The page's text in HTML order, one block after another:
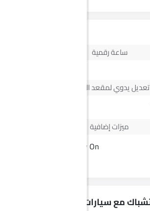
ساعة رقمية
تعديل يدوي لمقعد السائق
ميزات إضافية
Active Driving Display On